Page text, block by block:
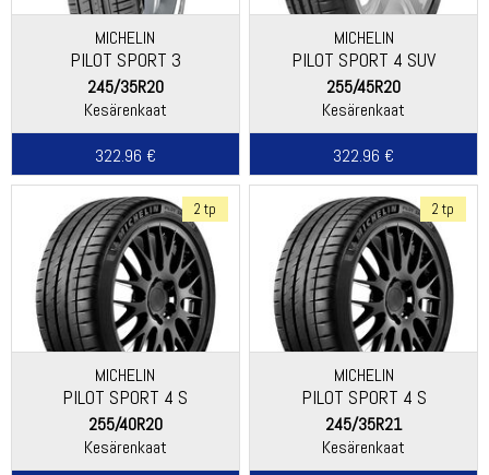
MICHELIN
PILOT SPORT 3
245/35R20
Kesärenkaat
322.96 €
MICHELIN
PILOT SPORT 4 SUV
255/45R20
Kesärenkaat
322.96 €
2 tp
MICHELIN
PILOT SPORT 4 S
255/40R20
Kesärenkaat
2 tp
MICHELIN
PILOT SPORT 4 S
245/35R21
Kesärenkaat